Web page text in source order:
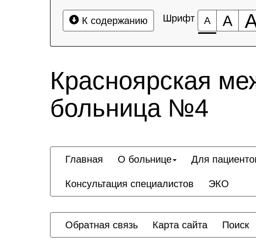
К содержанию Шрифт А А
Красноярская
больница №4
Главная О больнице Для
Консультация специалистов ЭКО
Обратная связь Карта сайта Поиск